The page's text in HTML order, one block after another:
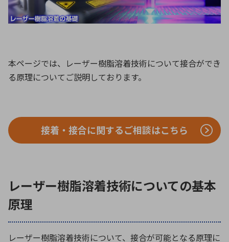
ロボティクス（AI）
データセンタ・クラウド
品質管理・検査
接着・接合
照射
シミュレーター
民生 医療
ICTソリューション 組立・ロボティクス
レーザー・光学部品 組込コンピュータ
特定用途向け・その他 サービス
A B C
D
M
N O
U
V W
X
Y
Z
本ページでは、レーザー樹脂溶着技術について接合ができ
る原理についてご説明しております。
接着・接合に関するご相談はこちら
レーザー樹脂溶着技術についての基本
原理
レーザー樹脂溶着技術について、接合が可能となる原理に